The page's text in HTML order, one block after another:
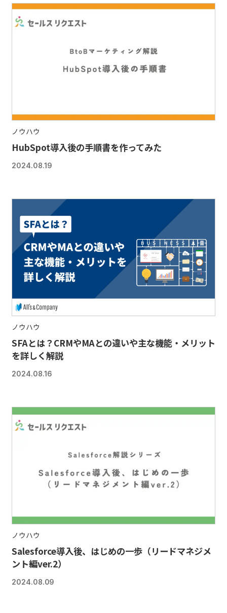
ノウハウ
HubSpot導入後の手順書を作ってみた
2024.08.19
ノウハウ
SFAとは？CRMやMAとの違いや主な機能・メリット
を詳しく解説
2024.08.16
ノウハウ
Salesforce導入後、はじめの一歩（リードマネジメ
ント編ver.2）
2024.08.09